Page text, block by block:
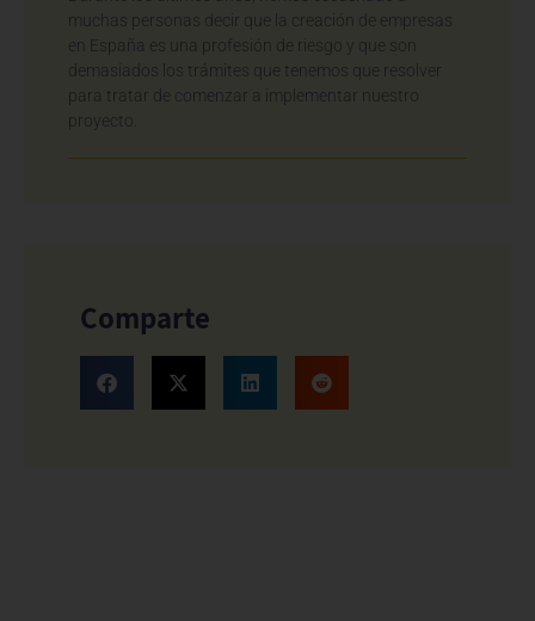
muchas personas decir que la creación de empresas
en España es una profesión de riesgo y que son
demasiados los trámites que tenemos que resolver
para tratar de comenzar a implementar nuestro
proyecto.
Comparte